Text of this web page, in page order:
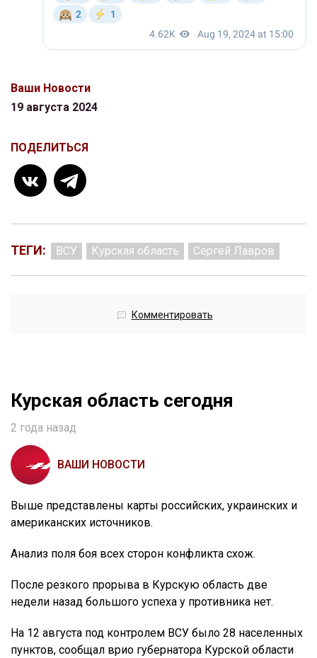
Ваши Новости
19 августа 2024
ПОДЕЛИТЬСЯ
ТЕГИ: ВСУ Курская область Сергей Лавров
Комментировать
Курская область сегодня
2 года назад
ВАШИ НОВОСТИ
Выше представлены карты российских, украинских и
американских источников.
Анализ поля боя всех сторон конфликта схож.
После резкого прорыва в Курскую область две
недели назад большого успеха у противника нет.
На 12 августа под контролем ВСУ было 28 населенных
пунктов, сообщал врио губернатора Курской области